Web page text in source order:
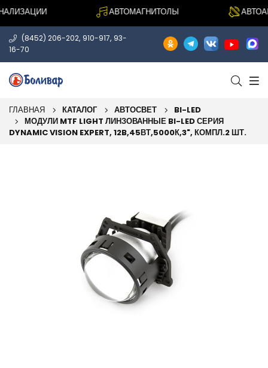
АВТОМАГНИТОЛЫ
(8452) 206-202, 910-917, 93-
16-70
ГЛАВНАЯ КАТАЛОГ АВТОСВЕТ
BI-LED
МОДУЛИ MTF LIGHT ЛИНЗОВАННЫЕ BI-LED СЕРИЯ
DYNAMIC VISION EXPERT, 12B,45ВТ,5000К,3", КОМПЛ.2 ШТ.